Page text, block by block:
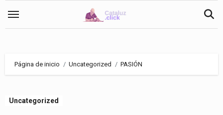
Página de inicio Uncategorized PASIÓN
Uncategorized